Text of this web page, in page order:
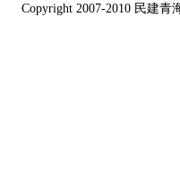
Copyright 2007-2010 民建